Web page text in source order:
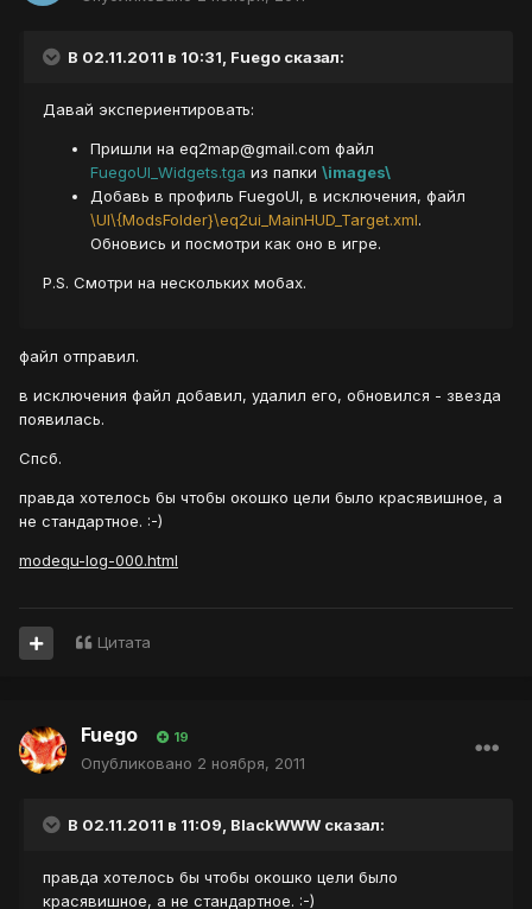
В 02.11.2011 в 10:31, Fuego сказал:
Давай экспериентировать:
Пришли на eq2map@gmail.com файл
FuegoUI_Widgets.tga из папки \images\
Добавь в профиль FuegoUI, в исключения, файл
\UI\{ModsFolder}\eq2ui_MainHUD_Target.xml.
Обновись и посмотри как оно в игре.
P.S. Смотри на нескольких мобах.
файл отправил.
в исключения файл добавил, удалил его, обновился - звезда
появилась.
Спсб.
правда хотелось бы чтобы окошко цели было красявишное, а
не стандартное. :-)
modequ-log-000.html
Цитата
Fuego 19
Опубликовано 2 ноября, 2011
В 02.11.2011 в 11:09, BlackWWW сказал:
правда хотелось бы чтобы окошко цели было
красявишное, а не стандартное. :-)